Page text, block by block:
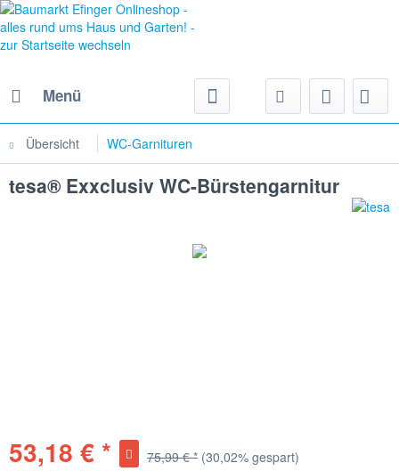
Menü
Übersicht WC-Garnituren
tesa® Exxclusiv WC-Bürstengarnitur
53,18 € * 75,99 € * (30,02% gespart)